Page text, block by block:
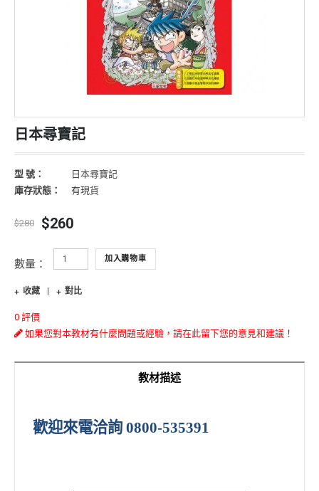
日本尋寶記
型 號：
日本尋寶記
庫存狀態：
有現貨
$280 $260
數量： 加入購物車
收藏 對比
0 評價
如果您對本教材有什麼問題或經驗，請在此留下您的意見和建議！
教材描述
歡迎來電洽詢 0800-535391